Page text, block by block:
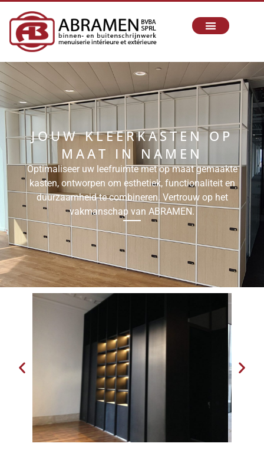
JOUW KLEERKASTEN OP
MAAT IN NAMEN
Optimaliseer uw leefruimte met op maat gemaakte
kasten, ontworpen om esthetiek, functionaliteit en
duurzaamheid te combineren. Vertrouw op het
vakmanschap van ABRAMEN.